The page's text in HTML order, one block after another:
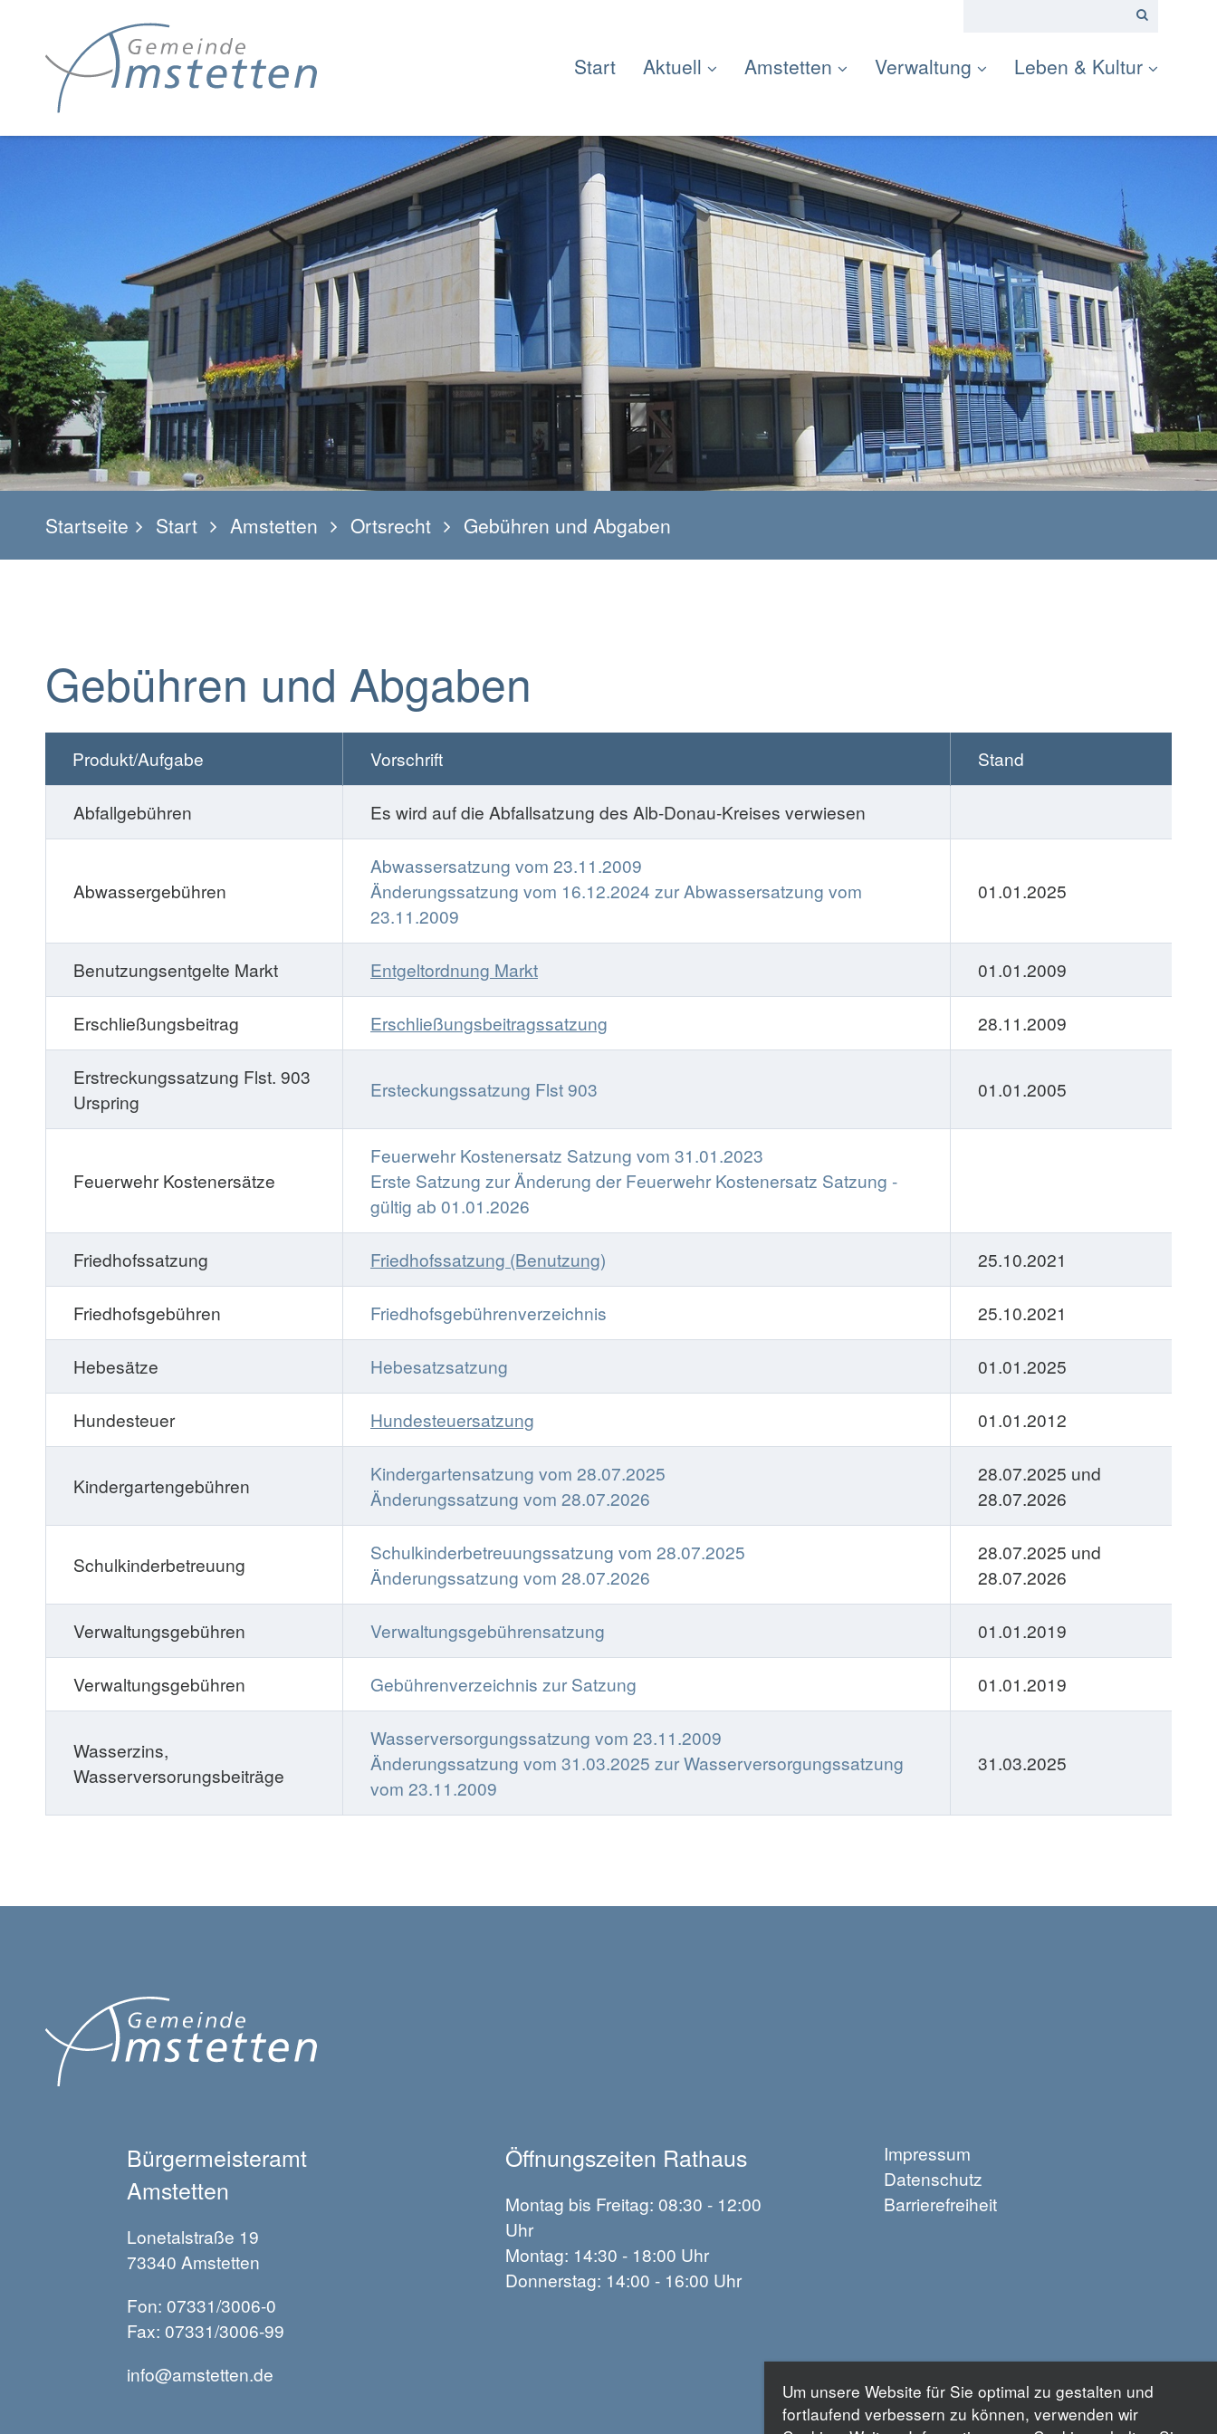
Um unsere Website für Sie optimal zu gestalten und
fortlaufend verbessern zu können, verwenden wir
Start Aktuell Amstetten Verwaltung Leben & Kultur
Startseite Start Amstetten Ortsrecht Gebühren und Abgaben
Gebühren und Abgaben
Produkt/Aufgabe Vorschrift Stand
Abfallgebühren Es wird auf die Abfallsatzung des Alb-Donau-Kreises verwiesen
Abwassergebühren
Abwassersatzung vom 23.11.2009
Änderungssatzung vom 16.12.2024 zur Abwassersatzung vom
23.11.2009
01.01.2025
Benutzungsentgelte Markt Entgeltordnung Markt 01.01.2009
Erschließungsbeitrag Erschließungsbeitragssatzung 28.11.2009
Erstreckungssatzung Flst. 903
Urspring
Ersteckungssatzung Flst 903 01.01.2005
Feuerwehr Kostenersätze
Feuerwehr Kostenersatz Satzung vom 31.01.2023
Erste Satzung zur Änderung der Feuerwehr Kostenersatz Satzung -
gültig ab 01.01.2026
Friedhofssatzung Friedhofssatzung (Benutzung) 25.10.2021
Friedhofsgebühren Friedhofsgebührenverzeichnis 25.10.2021
Hebesätze Hebesatzsatzung 01.01.2025
Hundesteuer Hundesteuersatzung 01.01.2012
Kindergartengebühren
Kindergartensatzung vom 28.07.2025
Änderungssatzung vom 28.07.2026
28.07.2025 und
28.07.2026
Schulkinderbetreuung
Schulkinderbetreuungssatzung vom 28.07.2025
Änderungssatzung vom 28.07.2026
28.07.2025 und
28.07.2026
Verwaltungsgebühren Verwaltungsgebührensatzung 01.01.2019
Verwaltungsgebühren Gebührenverzeichnis zur Satzung 01.01.2019
Wasserzins,
Wasserversorungsbeiträge
Wasserversorgungssatzung vom 23.11.2009
Änderungssatzung vom 31.03.2025 zur Wasserversorgungssatzung
vom 23.11.2009
31.03.2025
Bürgermeisteramt
Amstetten
Lonetalstraße 19
73340 Amstetten
Fon: 07331/3006-0
Fax: 07331/3006-99
info@amstetten.de
Öffnungszeiten Rathaus
Montag bis Freitag: 08:30 - 12:00
Uhr
Montag: 14:30 - 18:00 Uhr
Donnerstag: 14:00 - 16:00 Uhr
Impressum
Datenschutz
Barrierefreiheit